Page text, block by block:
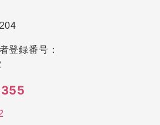
登録番号：